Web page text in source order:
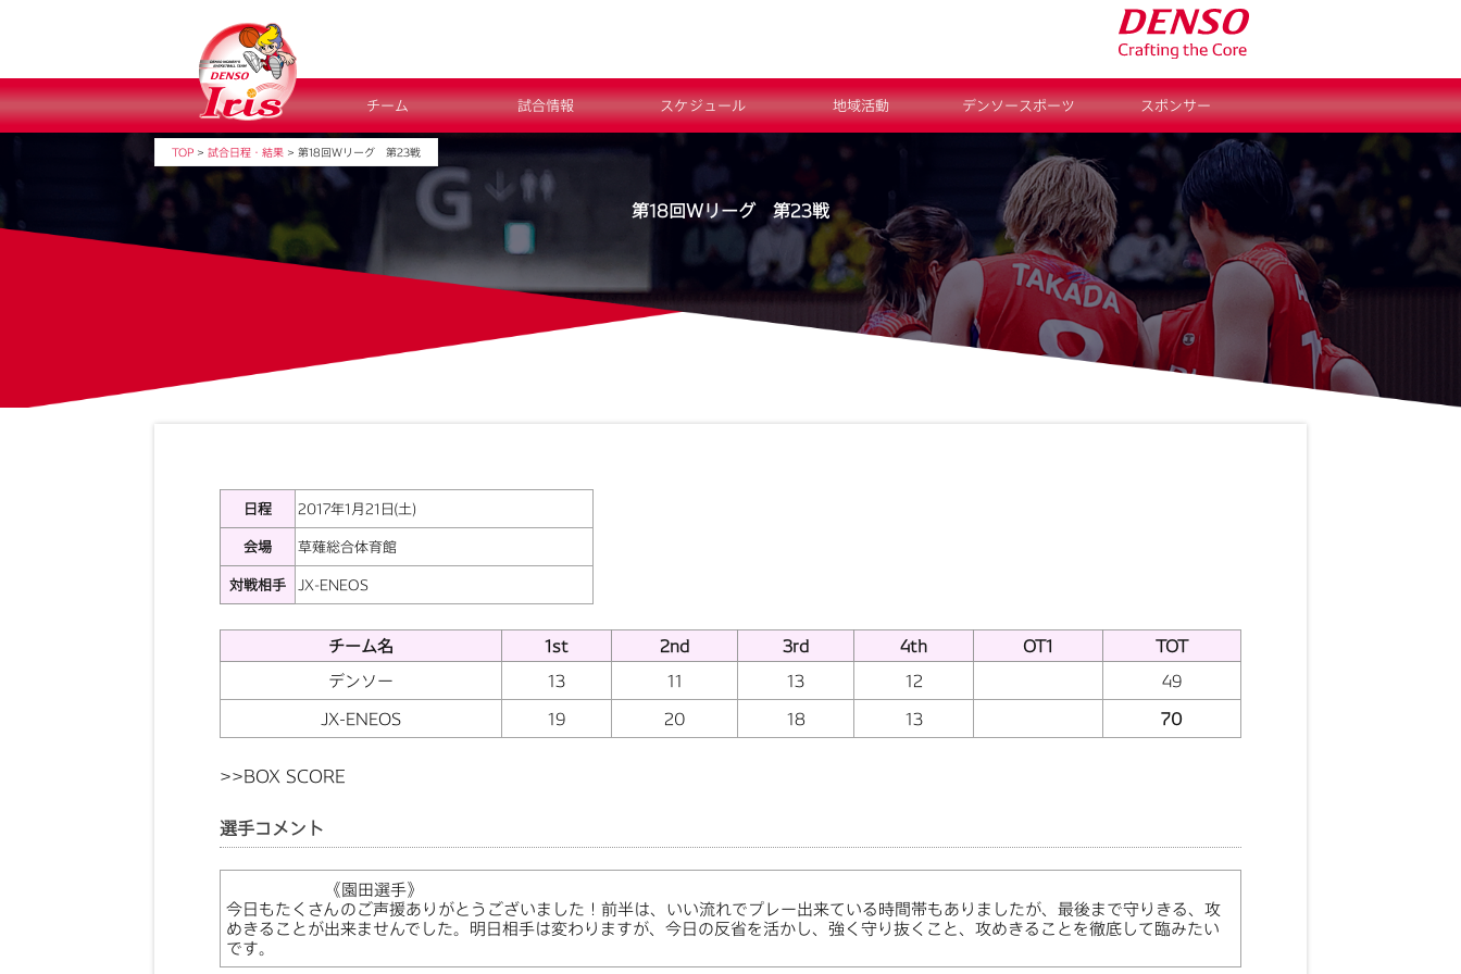
チーム 試合情報 スケジュール 地域活動 デンソースポーツ スポンサー
TOP > 試合日程・結果 > 第18回Ｗリーグ 第23戦
第18回Ｗリーグ 第23戦
日程
2017年1月21日(土)
会場
草薙総合体育館
対戦相手
JX-ENEOS
チーム名 1st 2nd 3rd 4th OT1
TOT
デンソー
13 11 13 12
49
JX-ENEOS
19 20 18 13 70
>>BOX SCORE
選手コメント
《園田選手》
今日もたくさんのご声援ありがとうございました！前半は、いい流れでプレー出来ている時間帯もありましたが、最後まで守りきる、攻
めきることが出来ませんでした。明日相手は変わりますが、今日の反省を活かし、強く守り抜くこと、攻めきることを徹底して臨みたい
です。